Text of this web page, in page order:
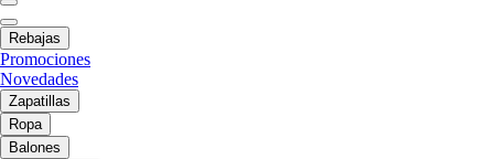
Rebajas
Promociones
Novedades
Zapatillas
Ropa
Balones